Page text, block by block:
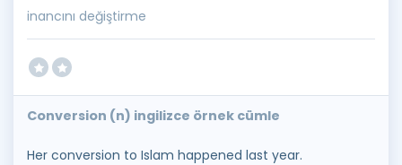
inancını değiştirme
Conversion (n) ingilizce örnek cümle
Her conversion to Islam happened last year.